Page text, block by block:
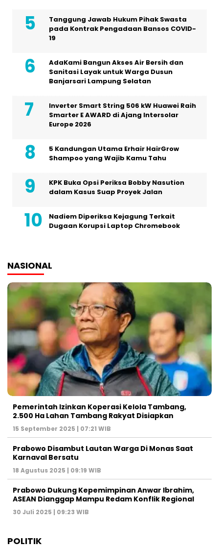
Tanggung Jawab Hukum Pihak Swasta
pada Kontrak Pengadaan Bansos COVID-
19
AdaKami Bangun Akses Air Bersih dan
Sanitasi Layak untuk Warga Dusun
Banjarsari Lampung Selatan
Inverter Smart String 506 kW Huawei Raih
Smarter E AWARD di Ajang Intersolar
Europe 2026
5 Kandungan Utama Erhair HairGrow
Shampoo yang Wajib Kamu Tahu
KPK Buka Opsi Periksa Bobby Nasution
dalam Kasus Suap Proyek Jalan
Nadiem Diperiksa Kejagung Terkait
Dugaan Korupsi Laptop Chromebook
NASIONAL
Pemerintah Izinkan Koperasi Kelola Tambang,
2.500 Ha Lahan Tambang Rakyat Disiapkan
15 September 2025 | 07:21 WIB
Prabowo Disambut Lautan Warga Di Monas Saat
Karnaval Bersatu
18 Agustus 2025 | 09:19 WIB
Prabowo Dukung Kepemimpinan Anwar Ibrahim,
ASEAN Dianggap Mampu Redam Konflik Regional
30 Juli 2025 | 09:23 WIB
POLITIK